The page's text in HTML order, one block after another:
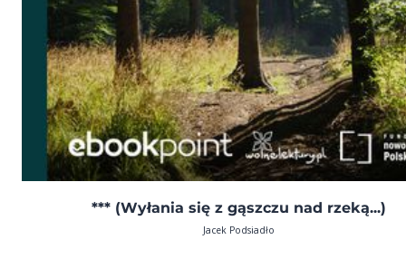
*** (Wyłania się z gąszczu nad rzeką...)
Jacek Podsiadło